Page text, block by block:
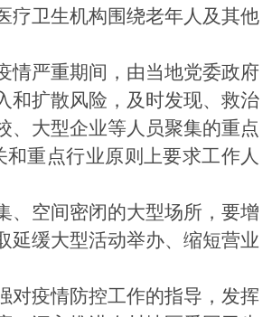
疗卫生机构围绕老年人及其他
情严重期间，由当地党委政府
和扩散风险，及时发现、救治
、大型企业等人员聚集的重点
重点行业原则上要求工作人
、空间密闭的大型场所，要增
延缓大型活动举办、缩短营业
对疫情防控工作的指导，发挥